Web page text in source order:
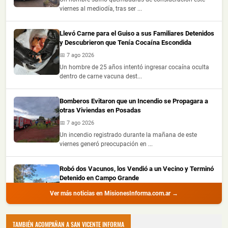
viernes al mediodía, tras ser ...
Llevó Carne para el Guiso a sus Familiares Detenidos
y Descubrieron que Tenía Cocaína Escondida
📅 7 ago 2026
Un hombre de 25 años intentó ingresar cocaína oculta
dentro de carne vacuna dest...
Bomberos Evitaron que un Incendio se Propagara a
otras Viviendas en Posadas
📅 7 ago 2026
Un incendio registrado durante la mañana de este
viernes generó preocupación en ...
Robó dos Vacunos, los Vendió a un Vecino y Terminó
Detenido en Campo Grande
📅 6 ago 2026
Ver más noticias en MisionesInforma.com.ar →
TAMBIÉN ACOMPAÑAN A SAN VICENTE INFORMA